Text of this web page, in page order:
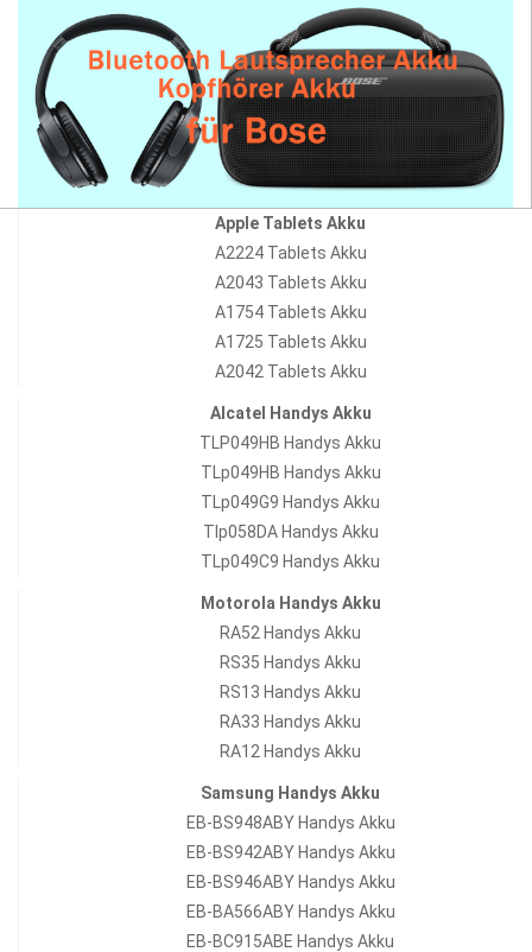
Apple Tablets Akku
A2224 Tablets Akku
A2043 Tablets Akku
A1754 Tablets Akku
A1725 Tablets Akku
A2042 Tablets Akku
Alcatel Handys Akku
TLP049HB Handys Akku
TLp049HB Handys Akku
TLp049G9 Handys Akku
Tlp058DA Handys Akku
TLp049C9 Handys Akku
Motorola Handys Akku
RA52 Handys Akku
RS35 Handys Akku
RS13 Handys Akku
RA33 Handys Akku
RA12 Handys Akku
Samsung Handys Akku
EB-BS948ABY Handys Akku
EB-BS942ABY Handys Akku
EB-BS946ABY Handys Akku
EB-BA566ABY Handys Akku
EB-BC915ABE Handys Akku